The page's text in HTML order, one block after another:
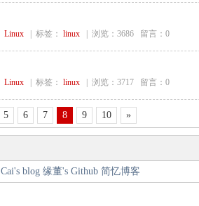
Linux 标签： linux 浏览：3686 留言：0
Linux 标签： linux 浏览：3717 留言：0
5 6 7 8 9 10 »
Cai's blog 缘董's Github 简忆博客